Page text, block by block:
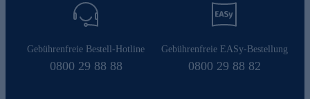
Gebührenfreie Bestell-Hotline
0800 29 88 88
Gebührenfreie EASy-Bestellung
0800 29 88 82